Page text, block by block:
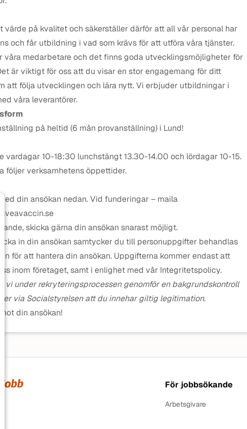
värde på kvalitet och säkerställer därför att all vår personal har
och får utbildning i vad som krävs för att utföra våra tjänster.
våra medarbetare och det finns goda utvecklingsmöjligheter för
är viktigt för oss att du visar en stor engagemang för ditt
att följa utvecklingen och lära nytt. Vi erbjuder utbildningar i
våra leverantörer.
på heltid (6 mån provanställning) i Lund!
vardagar 10-18:30 lunchstängt 13.30-14.00 och lördagar 10-15.
följer verksamhetens öppettider.
med din ansökan nedan. Vid funderingar – maila
skicka gärna din ansökan snarast möjligt.
in din ansökan samtycker du till personuppgifter behandlas
för att hantera din ansökan. Uppgifterna kommer endast att
inom företaget, samt i enlighet med vår Integritetspolicy.
vi under rekryteringsprocessen genomför en bakgrundskontroll
via Socialstyrelsen att du innehar giltig legitimation.
din ansökan!
För jobbsökande
Arbetsgivare